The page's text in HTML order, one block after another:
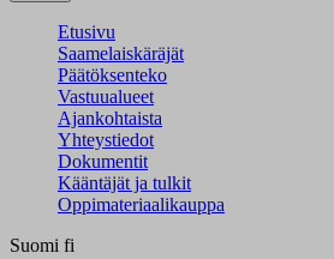
Etusivu
Saamelaiskäräjät
Päätöksenteko
Vastuualueet
Ajankohtaista
Yhteystiedot
Dokumentit
Kääntäjät ja tulkit
Oppimateriaalikauppa
Suomi fi